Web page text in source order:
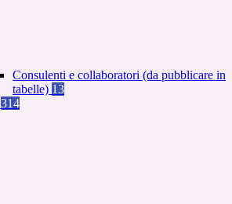
Consulenti e collaboratori (da pubblicare in
tabelle) 13
314